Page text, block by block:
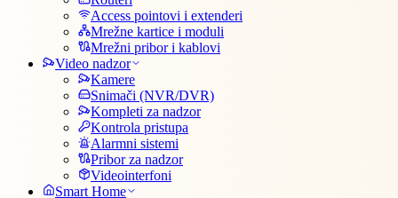
Access pointovi i extenderi
Mrežne kartice i moduli
Mrežni pribor i kablovi
Video nadzor
Kamere
Snimači (NVR/DVR)
Kompleti za nadzor
Kontrola pristupa
Alarmni sistemi
Pribor za nadzor
Videointerfoni
Smart Home